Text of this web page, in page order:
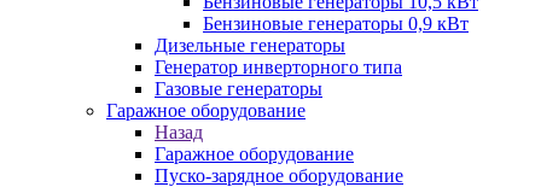
Бензиновые генераторы 0,9 кВт
Дизельные генераторы
Генератор инверторного типа
Газовые генераторы
Гаражное оборудование
Назад
Гаражное оборудование
Пуско-зарядное оборудование